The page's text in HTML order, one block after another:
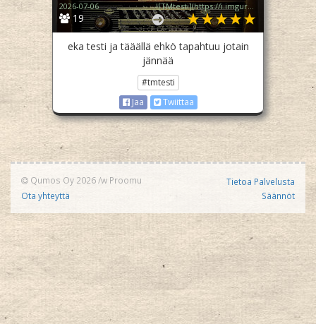
19
2026-07-06 ![TMtesti](https://i.imgur.com/MhbUitb.jpeg)
eka testi ja tääällä ehkö tapahtuu jotain
jännää
#tmtesti
Jaa
Twiittaa
Qumos Oy 2026/w Proomu
Ota yhteyttä
Tietoa Palvelusta
Säännöt